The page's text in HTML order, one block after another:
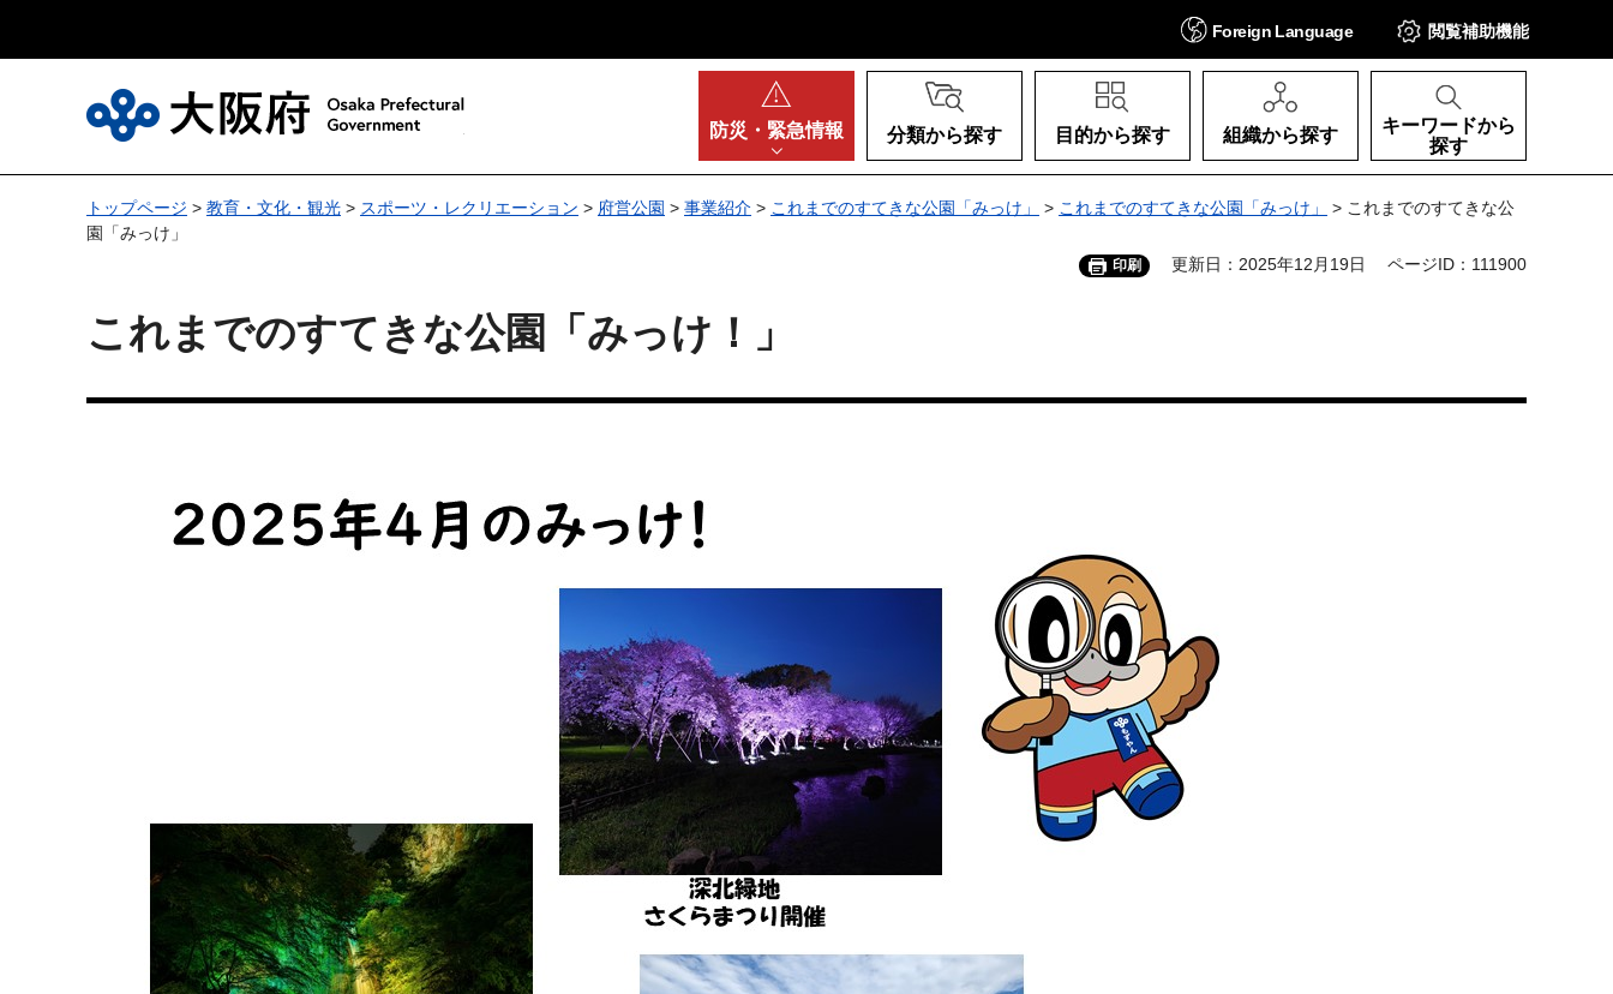
Foreign Language 閲覧補助機能
防災・ 緊急情報 分類から探す 目的から探す 組織から探す
キーワードから
探す
トップページ > 教育・文化・観光 > スポーツ・レクリエーション > 府営公園 > 事業紹介 > これまでのすてきな公園「みっけ」 > これまでのすてきな公園「みっけ」
> これまでのすてきな公
園「みっけ」
印刷 更新日：2025年12月19日 ページID：111900
これまでのすてきな公園「みっけ！」